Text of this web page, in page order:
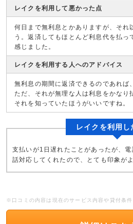
レイクを利用して悪かった点
何日まで無利息とかありますが、それ
う。返済してもほとんど利息代を払っ
感じました。
レイクを利用する人へのアドバイス
無利息の期間に返済できるのであれば
ただ、それが無理な人は利息をかなり
それを知っていたほうがいいですね。
レイクを利用し
支払いが1日遅れたことがあったが、
話対応してくれたので、とても印象が
※口コミの内容は現在のサービス内容や貸付条件